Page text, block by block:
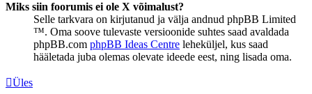
Miks siin foorumis ei ole X võimalust?
Selle tarkvara on kirjutanud ja välja andnud phpBB Limited
™. Oma soove tulevaste versioonide suhtes saad avaldada
phpBB.com phpBB Ideas Centre leheküljel, kus saad
hääletada juba olemas olevate ideede eest, ning lisada oma.
Üles